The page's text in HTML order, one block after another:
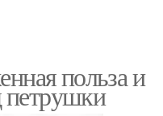
польза и
петрушки